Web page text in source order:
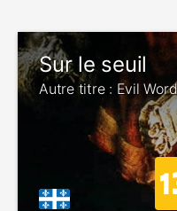
Sur le seuil
Autre titre : Evil